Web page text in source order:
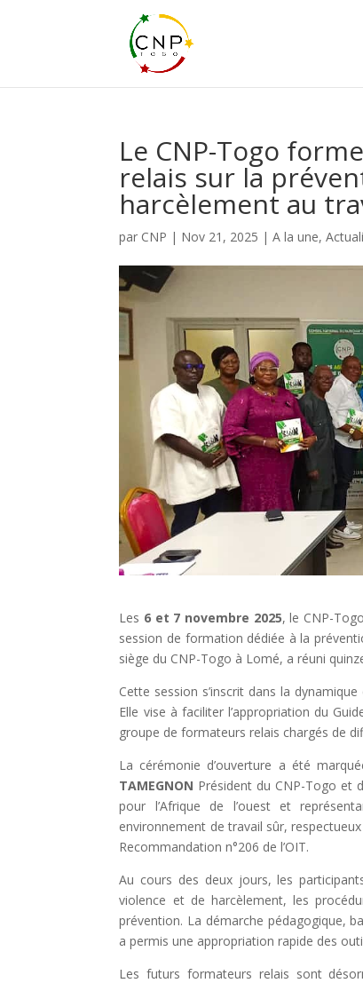
Le CNP-Togo
relais sur la
harcèlement au
par CNP | Nov 21, 2025 |A la une,
Les 6 et 7 novembre 2025, le CNP-
session de formation dédiée à la
siège du CNP-Togo à Lomé, a réuni
Cette session s’inscrit dans la
Elle vise à faciliter l’appropriation du
groupe de formateurs relais chargés de
La cérémonie d’ouverture a été
TAMEGNON Président du CNP-Togo et
pour l’Afrique de l’ouest et
environnement de travail sûr,
Recommandation n°206 de l’OIT.
Au cours des deux jours, les
violence et de harcèlement, les
prévention. La démarche pédagogique,
a permis une appropriation rapide des
Les futurs formateurs relais sont